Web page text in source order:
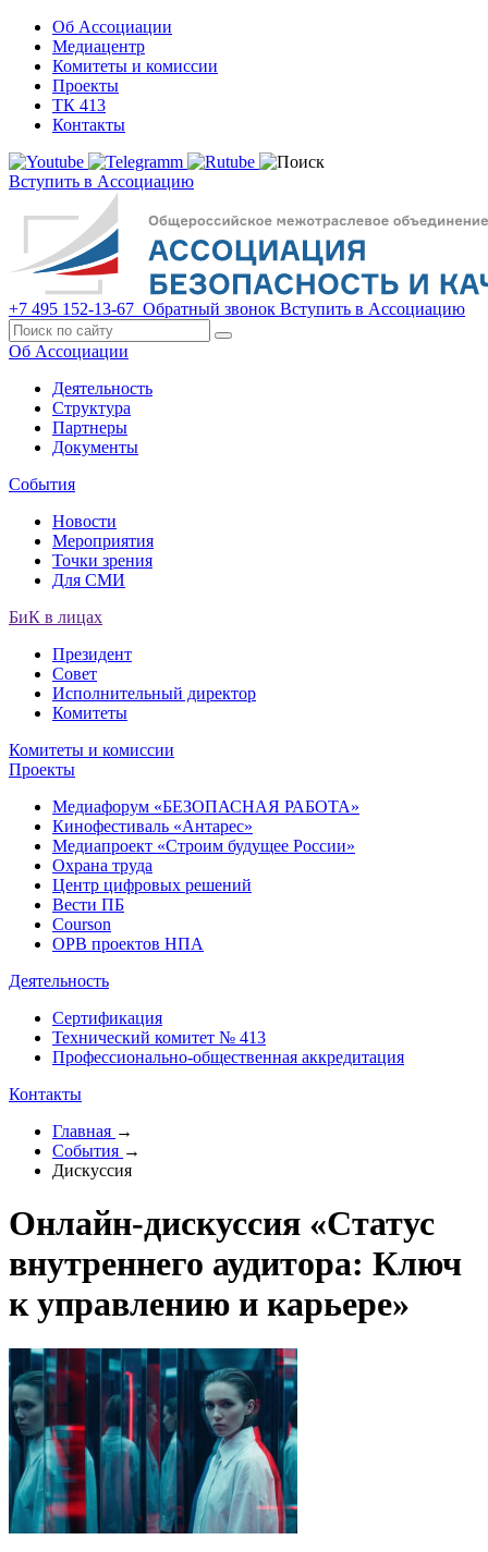
Об Ассоциации
Медиацентр
Комитеты и комиссии
Проекты
ТК 413
Контакты
Вступить в Ассоциацию
+7 495 152-13-67 Обратный звонок Вступить в Ассоциацию
Об Ассоциации
Деятельность
Структура
Партнеры
Документы
События
Новости
Мероприятия
Точки зрения
Для СМИ
БиК в лицах
Президент
Совет
Исполнительный директор
Комитеты
Комитеты и комиссии
Проекты
Медиафорум «БЕЗОПАСНАЯ РАБОТА»
Кинофестиваль «Антарес»
Медиапроект «Строим будущее России»
Охрана труда
Центр цифровых решений
Вести ПБ
Courson
ОРВ проектов НПА
Деятельность
Сертификация
Технический комитет № 413
Профессионально-общественная аккредитация
Контакты
Главная →
События →
Дискуссия
Онлайн-дискуссия «Статус
внутреннего аудитора: Ключ
к управлению и карьере»